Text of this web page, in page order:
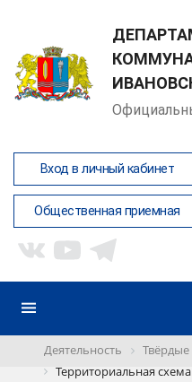
Вход в личный кабинет
Общественная приемная
Деятельность
Территориальная